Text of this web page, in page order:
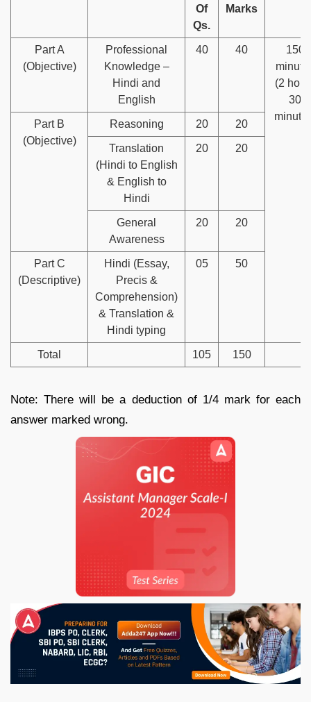
Of
Qs.
Marks
Part A
(Objective)
Professional
Knowledge –
Hindi and
English
40 40
150
(2
30
Part B
(Objective)
Reasoning 20 20
Translation
(Hindi to English
& English to
Hindi
20 20
General
Awareness
20 20
Part C
(Descriptive)
Hindi (Essay,
Precis &
Comprehension)
& Translation &
Hindi typing
05 50
Total 105 150
Note: There will be a deduction of 1/4 mark for each
answer marked wrong.